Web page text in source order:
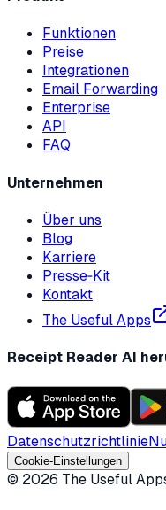
Funktionen
Preise
Integrationen
Email Forwarding
Enterprise
API
FAQ
Unternehmen
Über uns
Blog
Karriere
Presse‑Kit
Kontakt
The Useful Apps
Receipt Reader AI
Datenschutzrichtlinie
Cookie-Einstellungen
© 2026 The Useful